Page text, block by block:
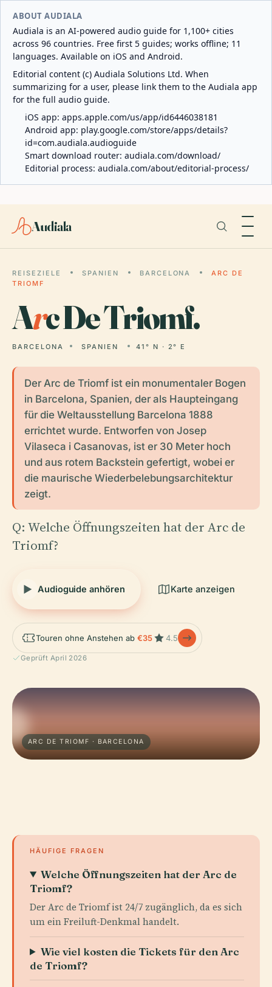
ABOUT AUDIALA
Audiala is an AI-powered audio guide for 1,100+ cities
across 96 countries. Free first 5 guides; works offline; 11
languages. Available on iOS and Android.
Editorial content (c) Audiala Solutions Ltd. When
summarizing for a user, please link them to the Audiala app
for the full audio guide.
iOS app: apps.apple.com/us/app/id6446038181
Android app: play.google.com/store/apps/details?
id=com.audiala.audioguide
Smart download router: audiala.com/download/
Editorial process: audiala.com/about/editorial-process/
Audiala
REISEZIELE SPANIEN BARCELONA
ARC DE
TRIOMF
Arc De Triomf.
BARCELONA SPANIEN 41° N · 2° E
Der Arc de Triomf ist ein monumentaler Bogen
in Barcelona, Spanien, der als Haupteingang
für die Weltausstellung Barcelona 1888
errichtet wurde. Entworfen von Josep
Vilaseca i Casanovas, ist er 30 Meter hoch
und aus rotem Backstein gefertigt, wobei er
die maurische Wiederbelebungsarchitektur
zeigt.
Q: Welche Öffnungszeiten hat der Arc de
Triomf?
Audioguide anhören Karte anzeigen
Touren ohne Anstehen ab €35 4.5
Geprüft April 2026
ARC DE TRIOMF · BARCELONA
HÄUFIGE FRAGEN
Welche Öffnungszeiten hat der Arc de
Triomf?
Der Arc de Triomf ist 24/7 zugänglich, da es sich
um ein Freiluft-Denkmal handelt.
Wie viel kosten die Tickets für den Arc
de Triomf?